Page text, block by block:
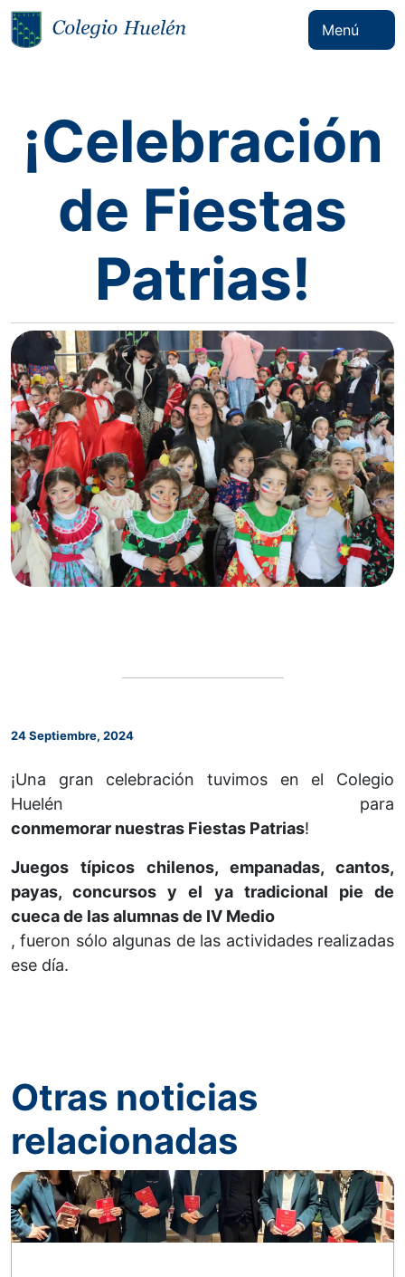
Menú
¡Celebración
de Fiestas
Patrias!
24 Septiembre, 2024
¡Una gran celebración tuvimos en el Colegio
Huelén para
conmemorar nuestras Fiestas Patrias!
Juegos típicos chilenos, empanadas, cantos,
payas, concursos y el ya tradicional pie de
cueca de las alumnas de IV Medio
, fueron sólo algunas de las actividades realizadas
ese día.
Otras noticias
relacionadas